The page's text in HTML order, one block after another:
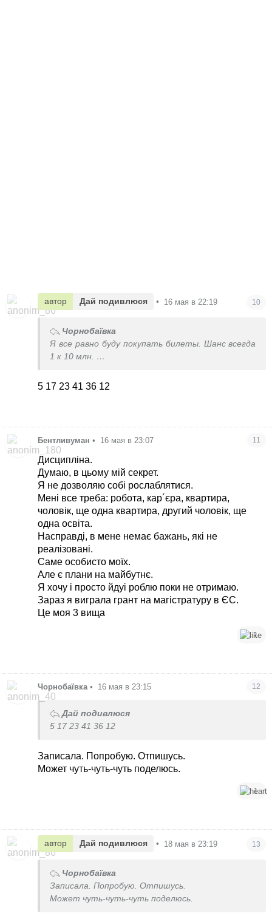
автор Дай подивлюся • 16 мая в 22:19 10
Чорнобаївка
Я все равно буду покупать билеты. Шанс всегда
1 к 10 млн.
счастливые 6 цифр из 47.
5 17 23 41 36 12
Бентливуман • 16 мая в 23:07 11
Дисципліна.
Думаю, в цьому мій секрет.
Я не дозволяю собі рослаблятися.
Мені все треба: робота, кар´єра, квартира,
чоловік, ще одна квартира, другий чоловік, ще
одна освіта.
Насправді, в мене немає бажань, які не
реалізовані.
Саме особисто моїх.
Але є плани на майбутнє.
Я хочу і просто йдуі роблю поки не отримаю.
Зараз я виграла грант на магістратуру в ЄС.
Це моя 3 вища
1
Чорнобаївка • 16 мая в 23:15 12
Дай подивлюся
5 17 23 41 36 12
Записала. Попробую. Отпишусь.
Может чуть-чуть-чуть поделюсь.
1
автор Дай подивлюся • 18 мая в 23:19 13
Чорнобаївка
Записала. Попробую. Отпишусь.
Может чуть-чуть-чуть поделюсь.